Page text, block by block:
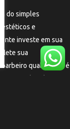
do simples
estéticos e
investe em sua
sua
qualificado, é